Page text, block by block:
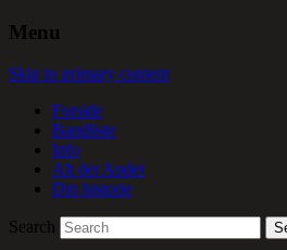
Menu
Skip to primary content
Forside
Bandliste
Info
Alt det Andet
Din historie
Search